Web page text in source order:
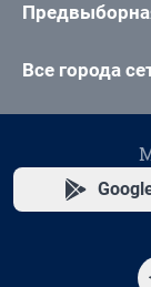
Все города